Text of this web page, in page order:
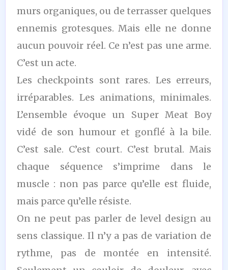
murs organiques, ou de terrasser quelques
ennemis grotesques. Mais elle ne donne
aucun pouvoir réel. Ce n’est pas une arme.
C’est un acte.
Les checkpoints sont rares. Les erreurs,
irréparables. Les animations, minimales.
L’ensemble évoque un Super Meat Boy
vidé de son humour et gonflé à la bile.
C’est sale. C’est court. C’est brutal. Mais
chaque séquence s’imprime dans le
muscle : non pas parce qu’elle est fluide,
mais parce qu’elle résiste.
On ne peut pas parler de level design au
sens classique. Il n’y a pas de variation de
rythme, pas de montée en intensité.